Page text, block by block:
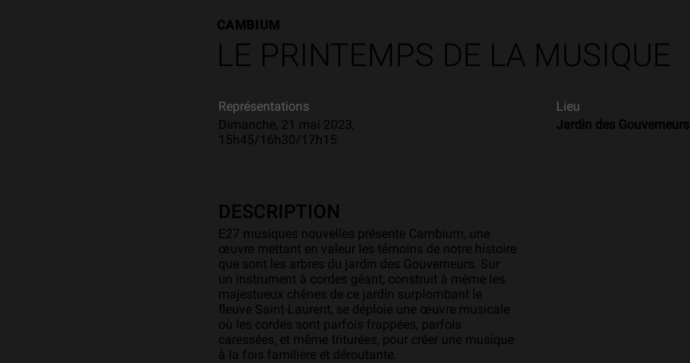
CAMBIUM
LE PRINTEMPS DE LA MUSIQUE
Représentations
Dimanche, 21 mai 2023,
15h45/16h30/17h15
Lieu
Jardin des Gouverneurs
DESCRIPTION
E27 musiques nouvelles présente Cambium, une
œuvre mettant en valeur les témoins de notre histoire
que sont les arbres du jardin des Gouverneurs. Sur
un instrument à cordes géant, construit à même les
majestueux chênes de ce jardin surplombant le
fleuve Saint-Laurent, se déploie une œuvre musicale
où les cordes sont parfois frappées, parfois
caressées, et même triturées, pour créer une musique
à la fois familière et déroutante.